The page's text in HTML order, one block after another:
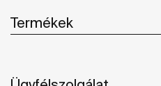
Termékek